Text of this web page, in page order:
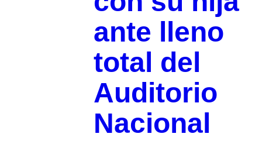
ante lleno
total del
Auditorio
Nacional